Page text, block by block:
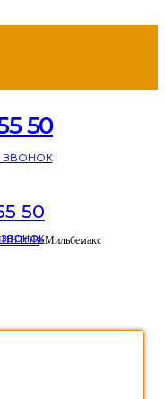
50
ЗВОНОК
50
ЗВОНОК
»Мильбемакс